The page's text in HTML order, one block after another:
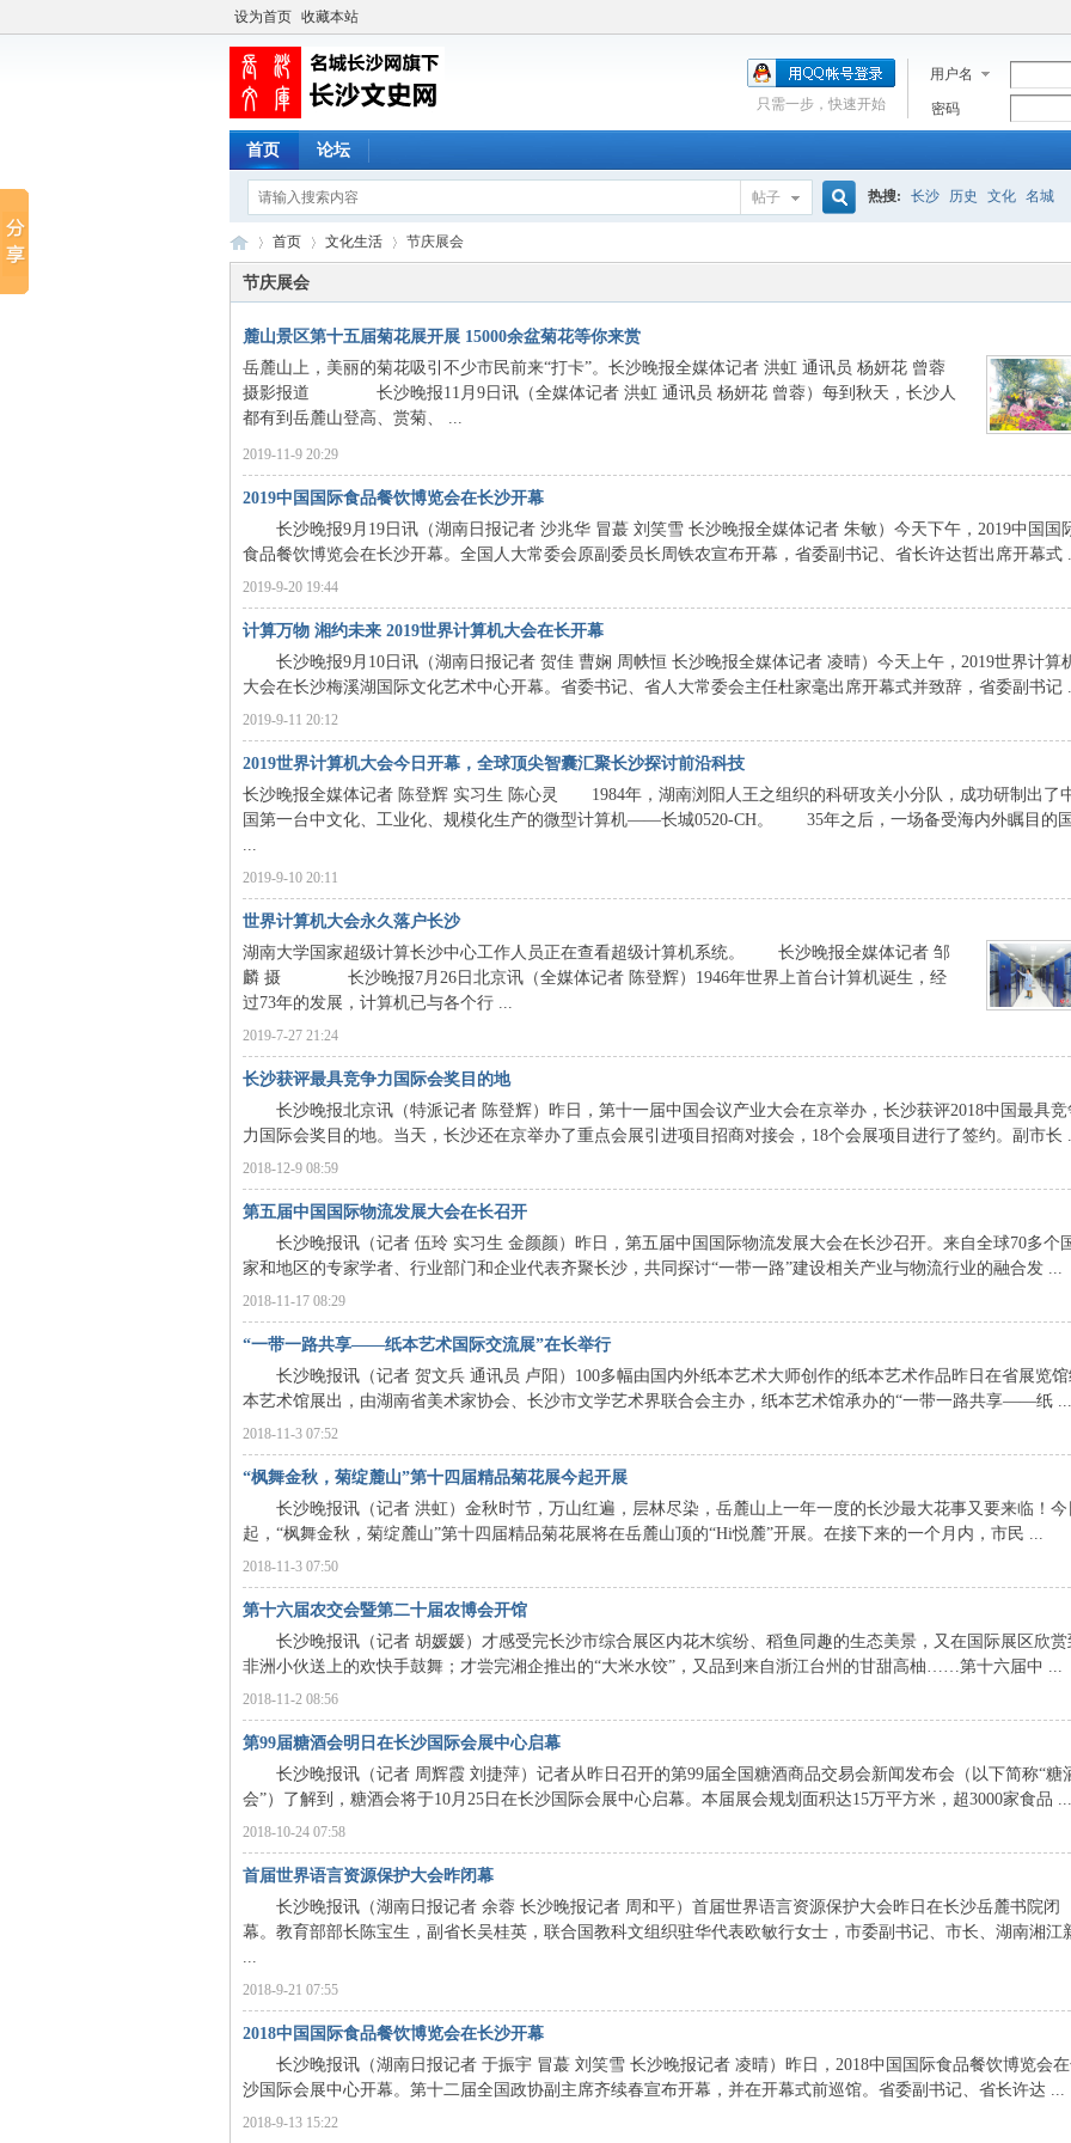
设为首页 收藏本站
用户名
密码
只需一步，快速开始
首页 论坛
帖子 热搜: 长沙 历史 文化 名城
长
库
长
›
首页
›
文化生活
›
节庆展会
节庆展会
麓山景区第十五届菊花展开展 15000余盆菊花等你来赏
岳麓山上，美丽的菊花吸引不少市民前来“打卡”。长沙晚报全媒体记者 洪虹 通讯员 杨妍花 曾蓉
摄影报道 长沙晚报11月9日讯（全媒体记者 洪虹 通讯员 杨妍花 曾蓉）每到秋天，长沙人
都有到岳麓山登高、赏菊、 ...
2019-11-9 20:29
2019中国国际食品餐饮博览会在长沙开幕
长沙晚报9月19日讯（湖南日报记者 沙兆华 冒蕞 刘笑雪 长沙晚报全媒体记者 朱敏）今天下午，2019中国国
食品餐饮博览会在长沙开幕。全国人大常委会原副委员长周铁农宣布开幕，省委副书记、省长许达哲出席开幕式
2019-9-20 19:44
计算万物 湘约未来 2019世界计算机大会在长开幕
长沙晚报9月10日讯（湖南日报记者 贺佳 曹娴 周帙恒 长沙晚报全媒体记者 凌晴）今天上午，2019世界计算
大会在长沙梅溪湖国际文化艺术中心开幕。省委书记、省人大常委会主任杜家毫出席开幕式并致辞，省委副书记
2019-9-11 20:12
2019世界计算机大会今日开幕，全球顶尖智囊汇聚长沙探讨前沿科技
长沙晚报全媒体记者 陈登辉 实习生 陈心灵 1984年，湖南浏阳人王之组织的科研攻关小分队，成功研制出了
国第一台中文化、工业化、规模化生产的微型计算机——长城0520-CH。 35年之后，一场备受海内外瞩目的国
2019-9-10 20:11
世界计算机大会永久落户长沙
湖南大学国家超级计算长沙中心工作人员正在查看超级计算机系统。 长沙晚报全媒体记者 邹
麟 摄 长沙晚报7月26日北京讯（全媒体记者 陈登辉）1946年世界上首台计算机诞生，经
过73年的发展，计算机已与各个行 ...
2019-7-27 21:24
长沙获评最具竞争力国际会奖目的地
长沙晚报北京讯（特派记者 陈登辉）昨日，第十一届中国会议产业大会在京举办，长沙获评2018中国最具竞
力国际会奖目的地。当天，长沙还在京举办了重点会展引进项目招商对接会，18个会展项目进行了签约。副市长
2018-12-9 08:59
第五届中国国际物流发展大会在长召开
长沙晚报讯（记者 伍玲 实习生 金颜颜）昨日，第五届中国国际物流发展大会在长沙召开。来自全球70多个
家和地区的专家学者、行业部门和企业代表齐聚长沙，共同探讨“一带一路”建设相关产业与物流行业的融合发 ...
2018-11-17 08:29
“一带一路共享——纸本艺术国际交流展”在长举行
长沙晚报讯（记者 贺文兵 通讯员 卢阳）100多幅由国内外纸本艺术大师创作的纸本艺术作品昨日在省展览馆
本艺术馆展出，由湖南省美术家协会、长沙市文学艺术界联合会主办，纸本艺术馆承办的“一带一路共享——纸 ...
2018-11-3 07:52
“枫舞金秋，菊绽麓山”第十四届精品菊花展今起开展
长沙晚报讯（记者 洪虹）金秋时节，万山红遍，层林尽染，岳麓山上一年一度的长沙最大花事又要来临！今
起，“枫舞金秋，菊绽麓山”第十四届精品菊花展将在岳麓山顶的“Hi悦麓”开展。在接下来的一个月内，市民 ...
2018-11-3 07:50
第十六届农交会暨第二十届农博会开馆
长沙晚报讯（记者 胡媛媛）才感受完长沙市综合展区内花木缤纷、稻鱼同趣的生态美景，又在国际展区欣赏
非洲小伙送上的欢快手鼓舞；才尝完湘企推出的“大米水饺”，又品到来自浙江台州的甘甜高柚……第十六届中 ...
2018-11-2 08:56
第99届糖酒会明日在长沙国际会展中心启幕
长沙晚报讯（记者 周辉霞 刘捷萍）记者从昨日召开的第99届全国糖酒商品交易会新闻发布会（以下简称“糖
会”）了解到，糖酒会将于10月25日在长沙国际会展中心启幕。本届展会规划面积达15万平方米，超3000家食品 ...
2018-10-24 07:58
首届世界语言资源保护大会昨闭幕
长沙晚报讯（湖南日报记者 余蓉 长沙晚报记者 周和平）首届世界语言资源保护大会昨日在长沙岳麓书院闭
幕。教育部部长陈宝生，副省长吴桂英，联合国教科文组织驻华代表欧敏行女士，市委副书记、市长、湖南湘江
2018-9-21 07:55
2018中国国际食品餐饮博览会在长沙开幕
长沙晚报讯（湖南日报记者 于振宇 冒蕞 刘笑雪 长沙晚报记者 凌晴）昨日，2018中国国际食品餐饮博览会
沙国际会展中心开幕。第十二届全国政协副主席齐续春宣布开幕，并在开幕式前巡馆。省委副书记、省长许达 ...
2018-9-13 15:22